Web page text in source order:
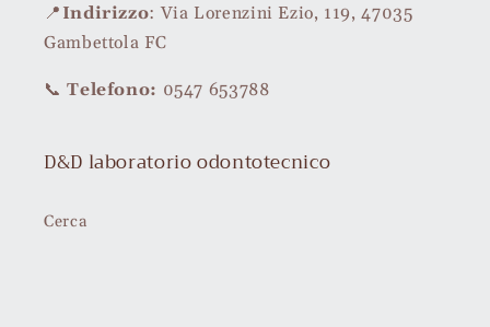
📍 Indirizzo: Via Lorenzini Ezio, 119, 47035
Gambettola FC
📞Telefono: 0547 653788
D&D laboratorio odontotecnico
Cerca